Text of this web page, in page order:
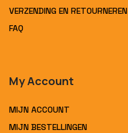
VERZENDING EN RETOURNEREN
FAQ
My Account
MIJN ACCOUNT
MIJN BESTELLINGEN